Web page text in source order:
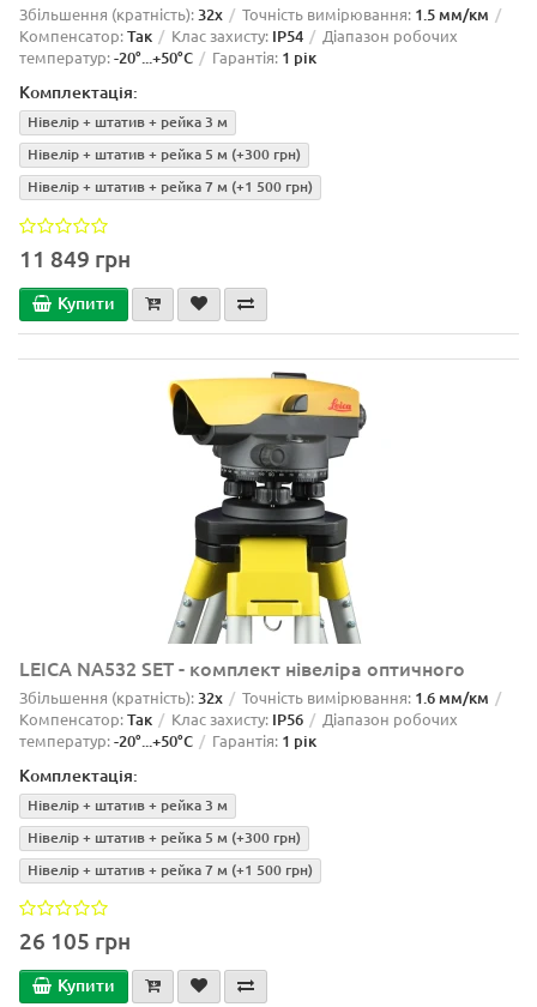
Збільшення (кратність):32x Точність вимірювання: 1.5 мм/км
Компенсатор:Так Клас захисту: IP54
Діапазон робочих
температур:-20°...+50°C Гарантія: 1 рік
Комплектація:
Нівелір + штатив + рейка 3 м
Нівелір + штатив + рейка 5 м (+300 грн)
Нівелір + штатив + рейка 7 м (+1 500 грн)
11 849 грн
Купити
LEICA NA532 SET - комплект нівеліра оптичного
Збільшення (кратність):32x Точність вимірювання: 1.6 мм/км
Компенсатор:Так Клас захисту: IP56
Діапазон робочих
температур:-20°...+50°C Гарантія: 1 рік
Комплектація:
Нівелір + штатив + рейка 3 м
Нівелір + штатив + рейка 5 м (+300 грн)
Нівелір + штатив + рейка 7 м (+1 500 грн)
26 105 грн
Купити